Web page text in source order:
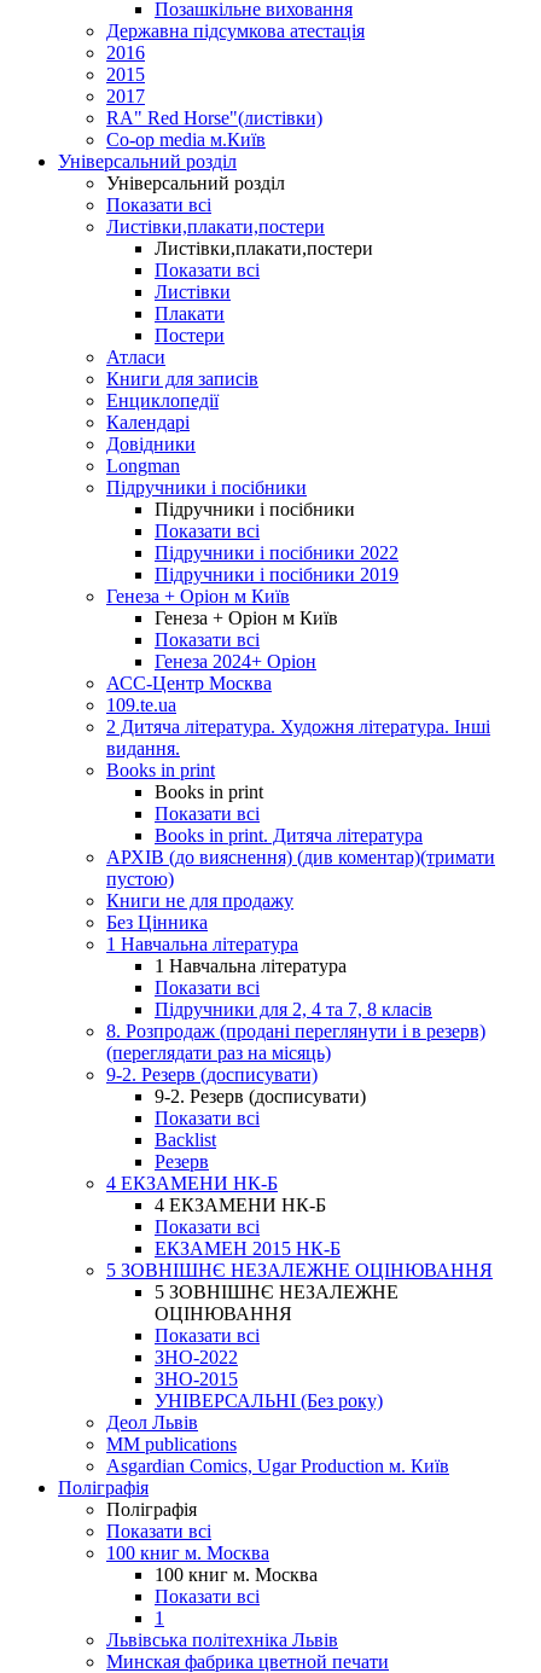
Позашкільне виховання
Державна підсумкова атестація
2016
2015
2017
RA" Red Horse"(листівки)
Co-op media м.Київ
Універсальний розділ
Універсальний розділ
Показати всі
Листівки,плакати,постери
Листівки,плакати,постери
Показати всі
Листівки
Плакати
Постери
Атласи
Книги для записів
Енциклопедії
Календарі
Довідники
Longman
Підручники і посібники
Підручники і посібники
Показати всі
Підручники і посібники 2022
Підручники і посібники 2019
Генеза + Оріон м Київ
Генеза + Оріон м Київ
Показати всі
Генеза 2024+ Оріон
АСС-Центр Москва
109.te.ua
2 Дитяча література. Художня література. Інші
видання.
Books in print
Books in print
Показати всі
Books in print. Дитяча література
АРХІВ (до вияснення) (див коментар)(тримати
пустою)
Книги не для продажу
Без Цінника
1 Навчальна література
1 Навчальна література
Показати всі
Підручники для 2, 4 та 7, 8 класів
8. Розпродаж (продані переглянути і в резерв)
(переглядати раз на місяць)
9-2. Резерв (досписувати)
9-2. Резерв (досписувати)
Показати всі
Backlist
Резерв
4 ЕКЗАМЕНИ НК-Б
4 ЕКЗАМЕНИ НК-Б
Показати всі
ЕКЗАМЕН 2015 НК-Б
5 ЗОВНІШНЄ НЕЗАЛЕЖНЕ ОЦІНЮВАННЯ
5 ЗОВНІШНЄ НЕЗАЛЕЖНЕ
ОЦІНЮВАННЯ
Показати всі
ЗНО-2022
ЗНО-2015
УНІВЕРСАЛЬНІ (Без року)
Деол Львів
MM publications
Asgardian Comics, Ugar Production м. Київ
Поліграфія
Поліграфія
Показати всі
100 книг м. Москва
100 книг м. Москва
Показати всі
1
Львівська політехніка Львів
Минская фабрика цветной печати